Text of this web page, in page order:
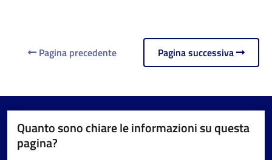
Pagina precedente Pagina successiva
Quanto sono chiare le informazioni su questa
pagina?